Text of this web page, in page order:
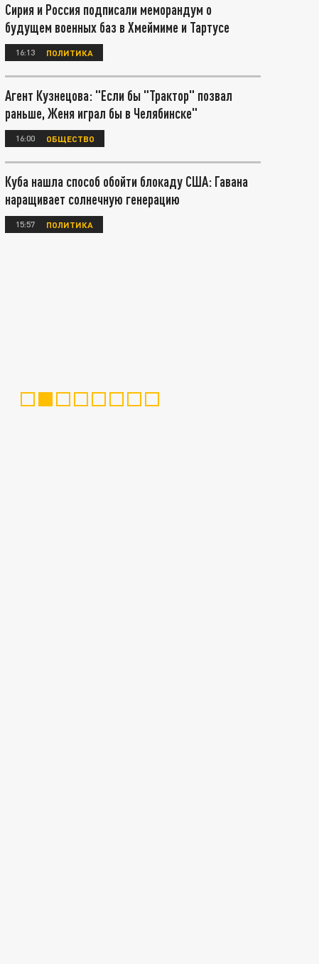
Сирия и Россия подписали меморандум о
будущем военных баз в Хмеймиме и Тартусе
16:13 ПОЛИТИКА
Агент Кузнецова: "Если бы "Трактор" позвал
раньше, Женя играл бы в Челябинске"
16:00 ОБЩЕСТВО
Куба нашла способ обойти блокаду США: Гавана
наращивает солнечную генерацию
15:57 ПОЛИТИКА